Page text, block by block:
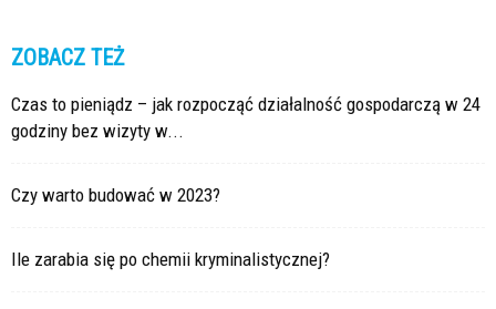
ZOBACZ TEŻ
Czas to pieniądz – jak rozpocząć działalność gospodarczą w 24
godziny bez wizyty w...
Czy warto budować w 2023?
Ile zarabia się po chemii kryminalistycznej?